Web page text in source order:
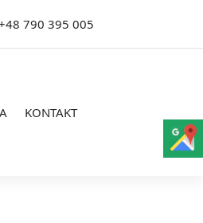
790 395 005
KONTAKT